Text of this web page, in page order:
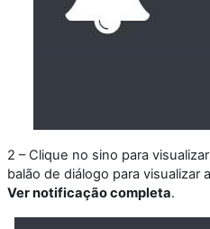
2 – Clique no sino para
balão de diálogo para visualizar
Ver notificação completa.